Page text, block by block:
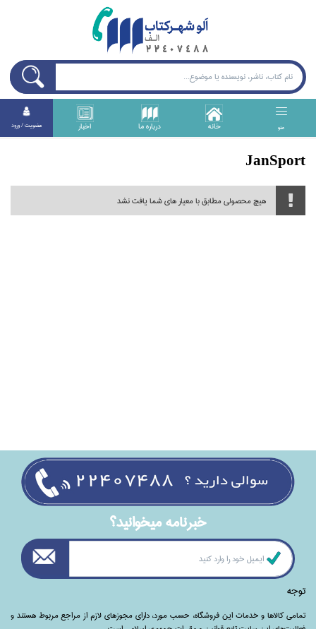
منو خانه درباره ما اخبار عضويت / ورود
JanSport
هیچ محصولی مطابق با معیار های شما یافت نشد
خبرنامه ميخوانيد؟
توجه
تمامی‌ کالاها و خدمات این فروشگاه، حسب مورد،‌ دارای مجوزهای لازم از مراجع مربوط هستند ‌و‌‌